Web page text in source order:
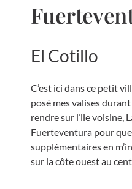
El Cotillo
C’est ici dans ce petit
posé mes valises
rendre sur l’ile voisine,
Fuerteventura pour
supplémentaires en
sur la côte ouest au